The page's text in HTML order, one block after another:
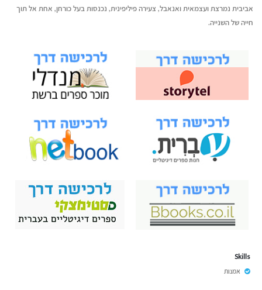
אביבית נמרצת ועצמאית ואנאבל, צעירה פיליפינית, נכנסות בעל כורחן, אחת אל תוך
חייה של השנייה.
Skills
אמנות